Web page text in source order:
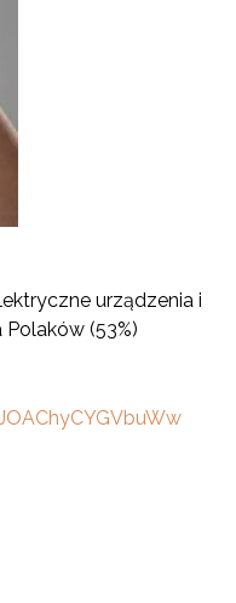
urządzenia i
(53%)